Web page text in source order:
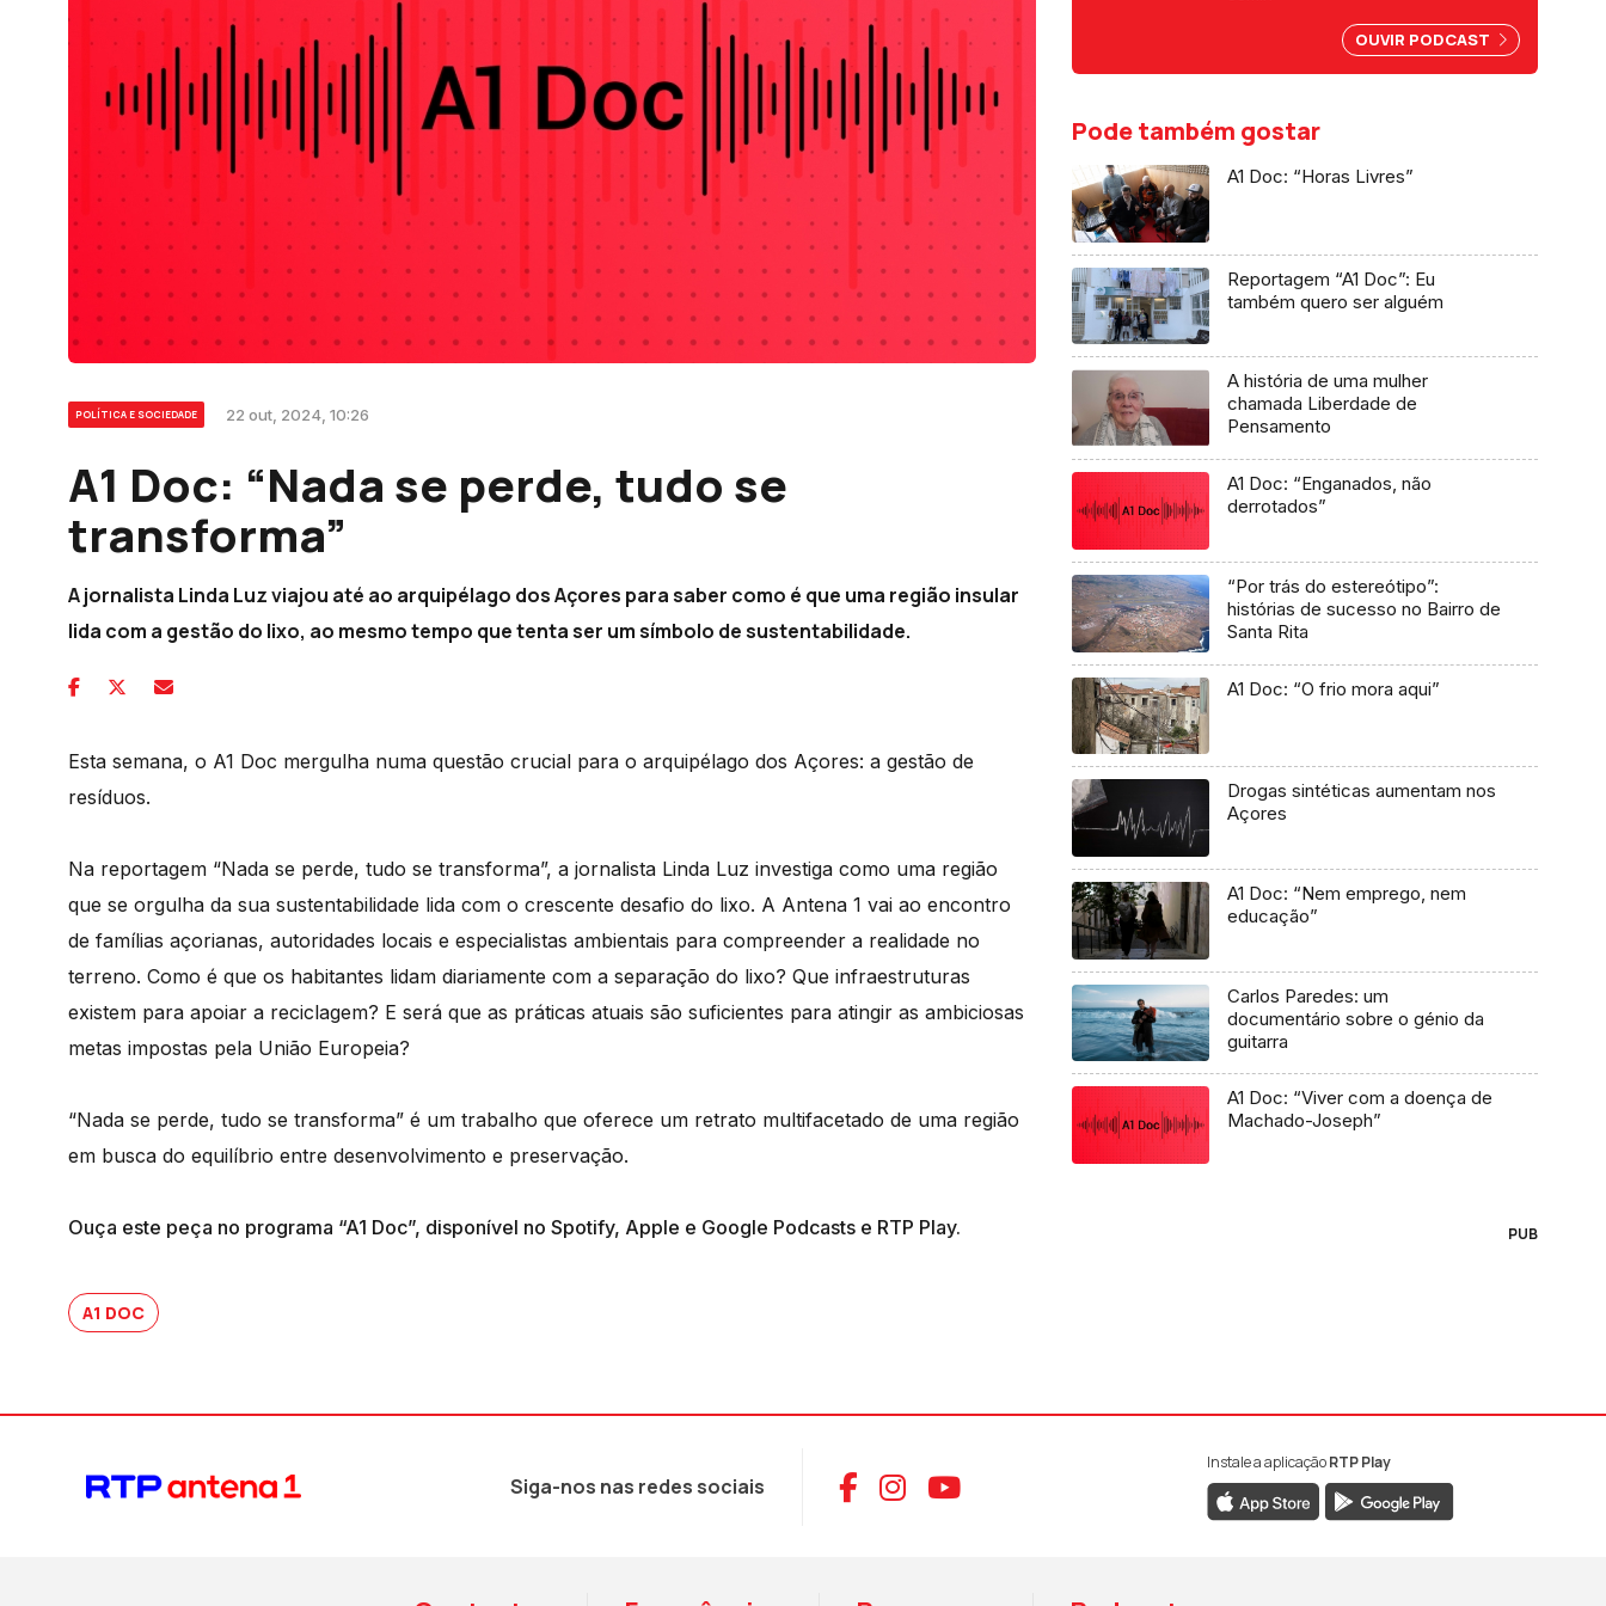
POLÍTICA E SOCIEDADE 22 out, 2024, 10:26
A1 Doc: “Nada se perde, tudo se
transforma”
A jornalista Linda Luz viajou até ao arquipélago dos Açores para saber como é que uma região insular
lida com a gestão do lixo, ao mesmo tempo que tenta ser um símbolo de sustentabilidade.
Esta semana, o A1 Doc mergulha numa questão crucial para o arquipélago dos Açores: a gestão de
resíduos.
Na reportagem “Nada se perde, tudo se transforma”, a jornalista Linda Luz investiga como uma região
que se orgulha da sua sustentabilidade lida com o crescente desafio do lixo. A Antena 1 vai ao encontro
de famílias açorianas, autoridades locais e especialistas ambientais para compreender a realidade no
terreno. Como é que os habitantes lidam diariamente com a separação do lixo? Que infraestruturas
existem para apoiar a reciclagem? E será que as práticas atuais são suficientes para atingir as ambiciosas
metas impostas pela União Europeia?
“Nada se perde, tudo se transforma” é um trabalho que oferece um retrato multifacetado de uma região
em busca do equilíbrio entre desenvolvimento e preservação.
Ouça este peça no programa “A1 Doc”, disponível no Spotify, Apple e Google Podcasts e RTP Play.
A1 DOC
moral e mais de metade foi alvo de
assédio sexual. Reportagem de
Sandy Gageiro.
OUVIR PODCAST
Pode também gostar
A1 Doc: “Horas Livres”
Reportagem “A1 Doc”: Eu
também quero ser alguém
A história de uma mulher
chamada Liberdade de
Pensamento
A1 Doc: “Enganados, não
derrotados”
“Por trás do estereótipo”:
histórias de sucesso no Bairro de
Santa Rita
A1 Doc: “O frio mora aqui”
Drogas sintéticas aumentam nos
Açores
A1 Doc: “Nem emprego, nem
educação”
Carlos Paredes: um
documentário sobre o génio da
guitarra
A1 Doc: “Viver com a doença de
Machado-Joseph”
PUB
Siga-nos nas redes sociais Aceder ao Facebook da RTP Antena 1
Aceder ao Instagram da RTP Antena 1
Aceder ao YouTube da RTP Antena 1
Instale a aplicaçãoRTP Play